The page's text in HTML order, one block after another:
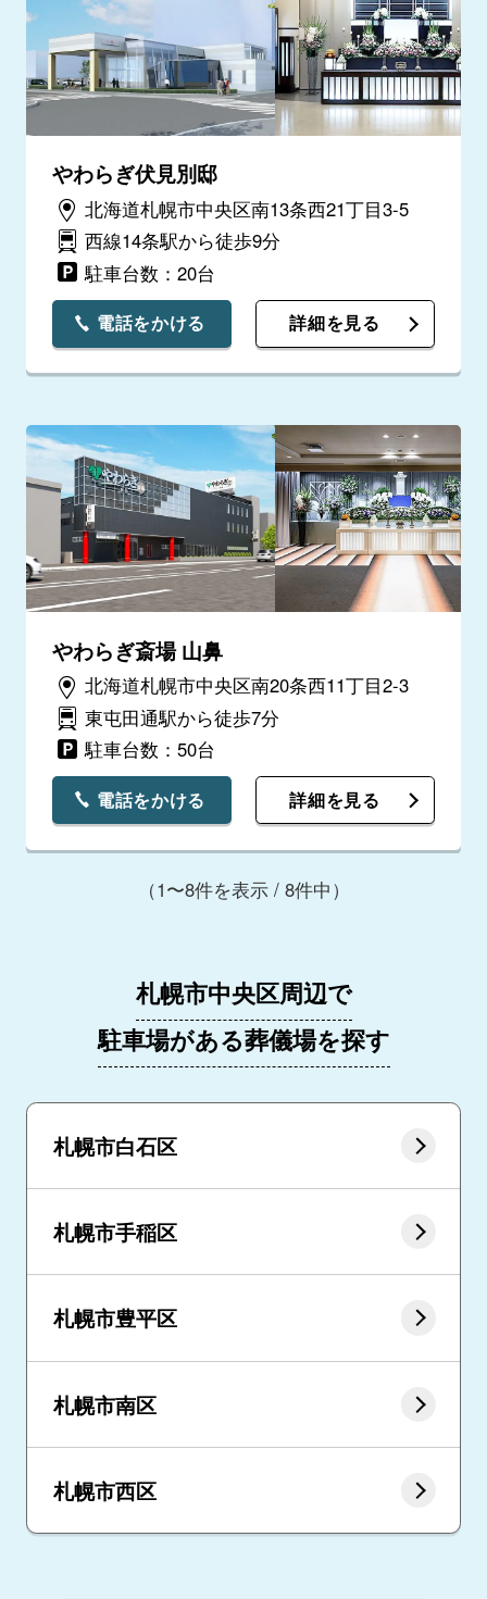
やわらぎ伏見別邸
北海道札幌市中央区南13条西21丁目3-5
西線14条駅から徒歩9分
駐車台数：20台
電話をかける 詳細を見る
やわらぎ斎場 山鼻
北海道札幌市中央区南20条西11丁目2-3
東屯田通駅から徒歩7分
駐車台数：50台
電話をかける 詳細を見る
（1〜8件を表示 / 8件中）
札幌市中央区周辺で
駐車場がある葬儀場を探す
札幌市白石区
札幌市手稲区
札幌市豊平区
札幌市南区
札幌市西区